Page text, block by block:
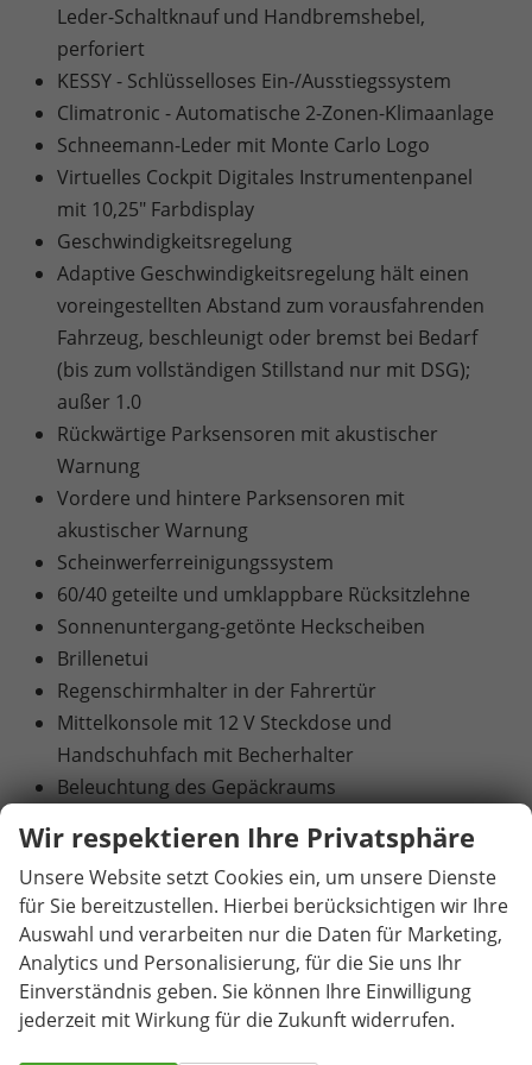
Leder-Schaltknauf und Handbremshebel,
perforiert
KESSY - Schlüsselloses Ein-/Ausstiegssystem
Climatronic - Automatische 2-Zonen-Klimaanlage
Schneemann-Leder mit Monte Carlo Logo
Virtuelles Cockpit Digitales Instrumentenpanel
mit 10,25" Farbdisplay
Geschwindigkeitsregelung
Adaptive Geschwindigkeitsregelung hält einen
voreingestellten Abstand zum vorausfahrenden
Fahrzeug, beschleunigt oder bremst bei Bedarf
(bis zum vollständigen Stillstand nur mit DSG);
außer 1.0
Rückwärtige Parksensoren mit akustischer
Warnung
Vordere und hintere Parksensoren mit
akustischer Warnung
Scheinwerferreinigungssystem
60/40 geteilte und umklappbare Rücksitzlehne
Sonnenuntergang-getönte Heckscheiben
Brillenetui
Regenschirmhalter in der Fahrertür
Mittelkonsole mit 12 V Steckdose und
Handschuhfach mit Becherhalter
Beleuchtung des Gepäckraums
Start/Stopp-System mit
Bremsenergierückgewinnung
2x USB-C vorne (für Datenübertragung)
DAB – Digitaler Radioempfänger
Notruffunktion: Im Falle eines Unfalls sendet das
Auto automatisch die Koordinaten, die Schwere
Wir respektieren Ihre Privatsphäre
Unsere Website setzt Cookies ein, um unsere Dienste
für Sie bereitzustellen. Hierbei berücksichtigen wir Ihre
Auswahl und verarbeiten nur die Daten für Marketing,
Analytics und Personalisierung, für die Sie uns Ihr
Einverständnis geben. Sie können Ihre Einwilligung
jederzeit mit Wirkung für die Zukunft widerrufen.